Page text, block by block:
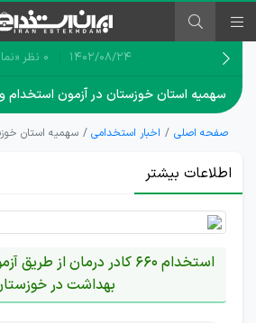
۱۴۰۲/۰۸/۲۴ 0 نظر
سهمیه استان خوزستان در آزمون استخدام
صفحه اصلی اخبار استخدامی سهمیه استان
اطلاعات بیشتر
استخدام 660 کادر درمان از
بهداشت در